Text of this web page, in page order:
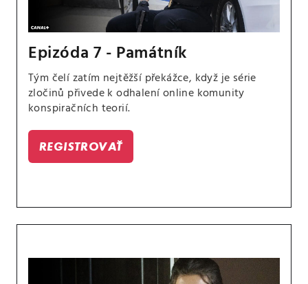
Epizóda 7 - Památník
Tým čelí zatím nejtěžší překážce, když je série
zločinů přivede k odhalení online komunity
konspiračních teorií.
REGISTROVAŤ